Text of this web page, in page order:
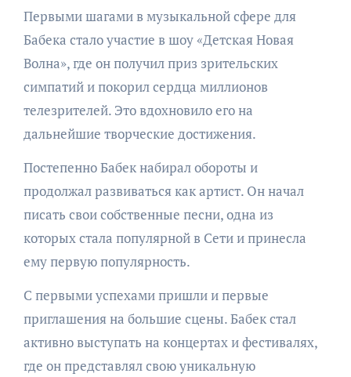
Первыми шагами в музыкальной сфере для
Бабека стало участие в шоу «Детская Новая
Волна», где он получил приз зрительских
симпатий и покорил сердца миллионов
телезрителей. Это вдохновило его на
дальнейшие творческие достижения.
Постепенно Бабек набирал обороты и
продолжал развиваться как артист. Он начал
писать свои собственные песни, одна из
которых стала популярной в Сети и принесла
ему первую популярность.
С первыми успехами пришли и первые
приглашения на большие сцены. Бабек стал
активно выступать на концертах и фестивалях,
где он представлял свою уникальную